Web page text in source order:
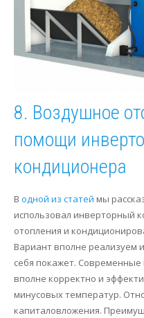
8. Воздушное
помощи
кондиционера
В одной из статей мы
использовал инверторный
отопления и
Вариант вполне реализуем
себя покажет.
вполне корректно и
минусовых температур.
капиталовложения.